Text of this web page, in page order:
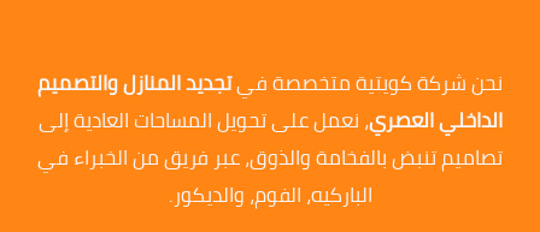
نحن شركة كويتية متخصصة فيتجديد المنازل والتصميم
الداخلي العصري، نعمل على تحويل المساحات العادية إلى
تصاميم تنبض بالفخامة والذوق، عبر فريق من الخبراء في
الباركيه، الفوم، والديكور.